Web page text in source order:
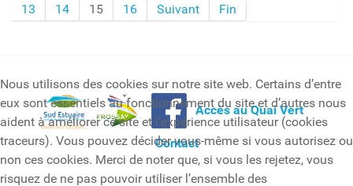
13
14 15 16 Suivant Fin
Accès au Quai Vert
Contact
Nous utilisons des cookies sur notre site web. Certains d’entre
eux sont essentiels au fonctionnement du site et d’autres nous
aident à améliorer ce site et l’expérience utilisateur (cookies
traceurs). Vous pouvez décider vous-même si vous autorisez ou
non ces cookies. Merci de noter que, si vous les rejetez, vous
risquez de ne pas pouvoir utiliser l’ensemble des